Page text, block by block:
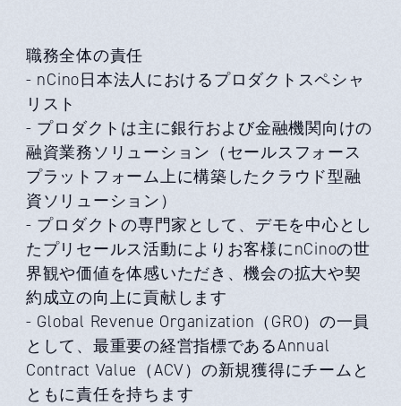
職務全体の責任
- nCino日本法人におけるプロダクトスペシャ
リスト
- プロダクトは主に銀行および金融機関向けの
融資業務ソリューション（セールスフォース
プラットフォーム上に構築したクラウド型融
資ソリューション）
- プロダクトの専門家として、デモを中心とし
たプリセールス活動によりお客様にnCinoの世
界観や価値を体感いただき、機会の拡大や契
約成立の向上に貢献します
- Global Revenue Organization（GRO）の一員
として、最重要の経営指標であるAnnual
Contract Value（ACV）の新規獲得にチームと
ともに責任を持ちます